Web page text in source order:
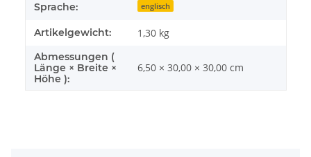
Sprache: englisch
Artikelgewicht: 1,30 kg
Abmessungen (
Länge × Breite ×
Höhe ):
6,50 × 30,00 × 30,00 cm